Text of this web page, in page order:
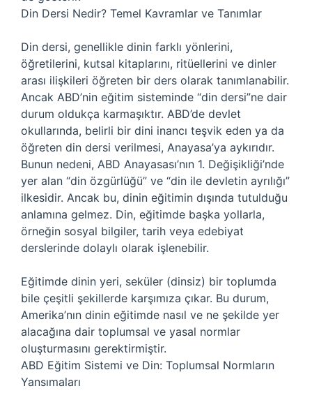
Din Dersi Nedir? Temel Kavramlar ve Tanımlar
Din dersi, genellikle dinin farklı yönlerini,
öğretilerini, kutsal kitaplarını, ritüellerini ve dinler
arası ilişkileri öğreten bir ders olarak tanımlanabilir.
Ancak ABD’nin eğitim sisteminde “din dersi”ne dair
durum oldukça karmaşıktır. ABD’de devlet
okullarında, belirli bir dini inancı teşvik eden ya da
öğreten din dersi verilmesi, Anayasa’ya aykırıdır.
Bunun nedeni, ABD Anayasası’nın 1. Değişikliği’nde
yer alan “din özgürlüğü” ve “din ile devletin ayrılığı”
ilkesidir. Ancak bu, dinin eğitimin dışında tutulduğu
anlamına gelmez. Din, eğitimde başka yollarla,
örneğin sosyal bilgiler, tarih veya edebiyat
derslerinde dolaylı olarak işlenebilir.
Eğitimde dinin yeri, seküler (dinsiz) bir toplumda
bile çeşitli şekillerde karşımıza çıkar. Bu durum,
Amerika’nın dinin eğitimde nasıl ve ne şekilde yer
alacağına dair toplumsal ve yasal normlar
oluşturmasını gerektirmiştir.
ABD Eğitim Sistemi ve Din: Toplumsal Normların
Yansımaları